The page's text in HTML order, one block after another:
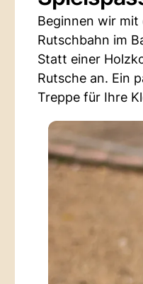
Beginnen wir mit
Rutschbahn im
Statt einer
Rutsche an. Ein
Treppe für Ihre